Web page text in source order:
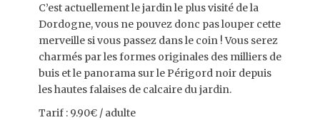
C’est actuellement le jardin le plus visité de la
Dordogne, vous ne pouvez donc pas louper cette
merveille si vous passez dans le coin ! Vous serez
charmés par les formes originales des milliers de
buis et le panorama sur le Périgord noir depuis
les hautes falaises de calcaire du jardin.
Tarif : 9.90€ / adulte